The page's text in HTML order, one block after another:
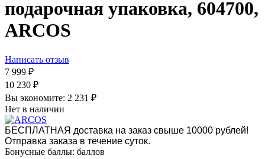
подарочная упаковка, 604700,
ARCOS
Написать отзыв
7 999 ₽
10 230 ₽
Вы экономите: 2 231 ₽
Нет в наличии
БЕСПЛАТНАЯ доставка на заказ свыше 10000 рублей!
Отправка заказа в течение суток.
Бонусные баллы: баллов